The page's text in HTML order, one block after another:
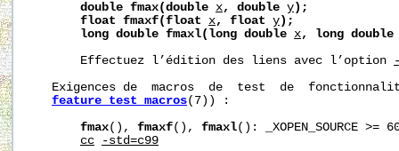
double fmax(double x, double y );
float fmaxf(float x, float y );
long double fmaxl(long double x, long double
       Effectuez l’édition des liens avec l’option
Exigences de  macros  de  test  de
feature_test_macros(7)) :
fmax(), fmaxf(), fmaxl(): _XOPEN_SOURCE >=
cc
-std=c99